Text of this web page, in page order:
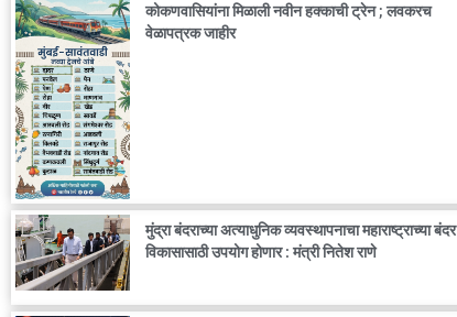
कोकणवासियांना मिळाली नवीन हक्काची ट्रेन ; लवकरच
वेळापत्रक जाहीर
मुंद्रा बंदराच्या अत्याधुनिक व्यवस्थापनाचा महाराष्ट्राच्या बंदर
विकासासाठी उपयोग होणार : मंत्री नितेश राणे